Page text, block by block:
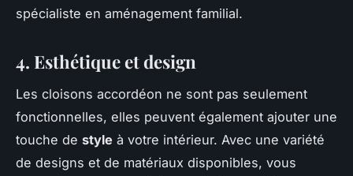
spécialiste en aménagement familial.
4. Esthétique et design
Les cloisons accordéon ne sont pas seulement
fonctionnelles, elles peuvent également ajouter une
touche de style à votre intérieur. Avec une variété
de designs et de matériaux disponibles, vous